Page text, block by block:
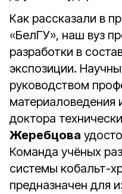
Как рассказали в
«БелГУ», наш вуз
разработки в
экспозиции.
руководством
материаловедения
доктора
Жеребцова
Команда учёных
системы кобальт-
предназначен для